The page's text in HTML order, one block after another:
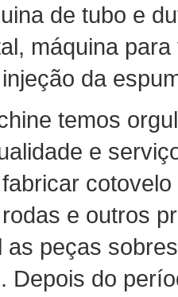
de tubo e
máquina
da
temos
e
e outros
as peças
Depois do